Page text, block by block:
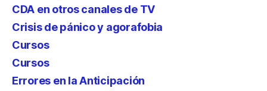
CDA en otros canales de TV
Crisis de pánico y agorafobia
Cursos
Cursos
Errores en la Anticipación